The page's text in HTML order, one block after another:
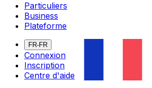
Particuliers
Business
Plateforme
FR-FR
Connexion
Inscription
Centre d'aide